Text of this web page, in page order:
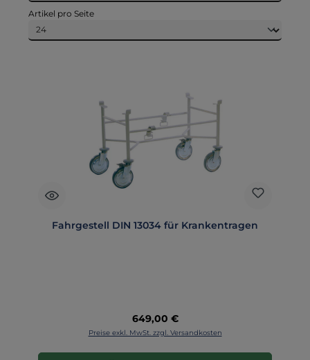
Artikel pro Seite
Fahrgestell DIN 13034 für Krankentragen
Regulärer Preis:
649,00 €
Preise exkl. MwSt. zzgl. Versandkosten